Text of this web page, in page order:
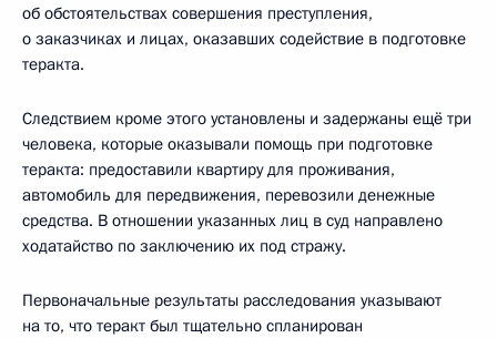
об обстоятельствах совершения преступления,
о заказчиках и лицах, оказавших содействие в подготовке
теракта.
Следствием кроме этого установлены и задержаны ещё три
человека, которые оказывали помощь при подготовке
теракта: предоставили квартиру для проживания,
автомобиль для передвижения, перевозили денежные
средства. В отношении указанных лиц в суд направлено
ходатайство по заключению их под стражу.
Первоначальные результаты расследования указывают
на то, что теракт был тщательно спланирован